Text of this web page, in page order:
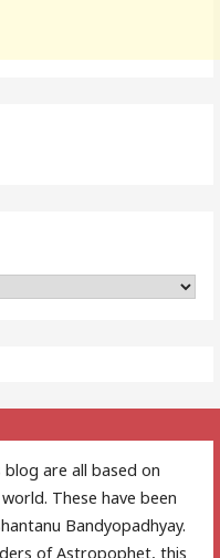
are all based on
These have been
Bandyopadhyay.